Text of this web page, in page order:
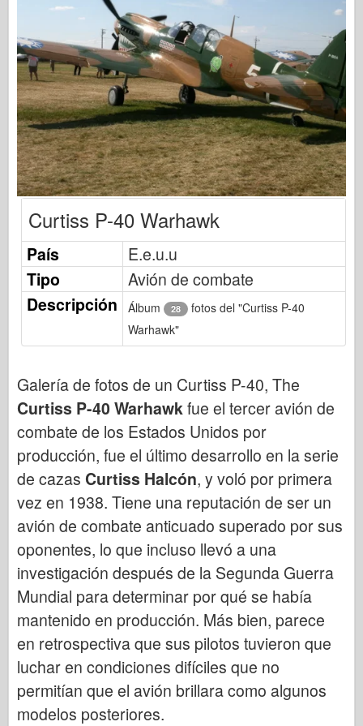
Publicación de Osprey
Señal de escuadrón
Potencia del tanque
Camiones y tanques
Waffen-Arsenal
Wydawnictwo Militaria
Maquetas
Academia
Modelos ace
AFV Club
Airfix
Fuerza Aérea
Modelo AZ
Perro negro
Dnepromodel
Dragón
Eduard
Modelo E.T.
Moldes finos
Fuerzas de valor
FriulModelo
Hasegawa
Heller
HobbyBoss
Modelos IBG
Icm
Curtiss P-40 Warhawk
País
E.e.u.u
Tipo
Avión de combate
Descripción
Álbum 28
fotos del "Curtiss P-40
Warhawk"
Galería de fotos de un Curtiss P-40, The
Curtiss P-40 Warhawkfue el tercer avión de
combate de los Estados Unidos por
producción, fue el último desarrollo en la serie
de cazas Curtiss Halcón, y voló por primera
vez en 1938. Tiene una reputación de ser un
avión de combate anticuado superado por sus
oponentes, lo que incluso llevó a una
investigación después de la Segunda Guerra
Mundial para determinar por qué se había
mantenido en producción. Más bien, parece
en retrospectiva que sus pilotos tuvieron que
luchar en condiciones difíciles que no
permitían que el avión brillara como algunos
modelos posteriores.